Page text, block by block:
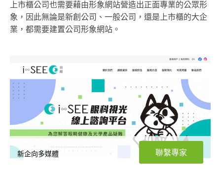
上市櫃公司也需要藉由形象網站營造出正面專業的公眾形
象，因此無論是新創公司、一般公司，還是上市櫃的大企
業，都需要建置公司形象網站。
新企向多媒體 聯繫專家